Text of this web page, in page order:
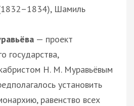
Шамиль
— проект
государства,
Н. М. Муравьёвым
установить
равенство всех